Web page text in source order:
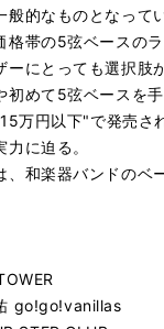
般的なものとなって
格帯の5弦ベースの
ーにとっても選択肢
初めて5弦ベースを
万円以下"で発売さ
に迫る。
、和楽器バンドのベ
go!go!vanillas